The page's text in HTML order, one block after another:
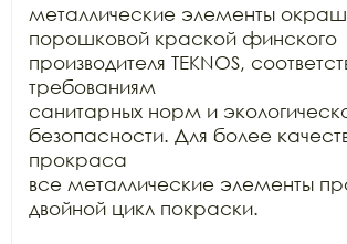
металлические элементы
порошковой краской финского
производителя TEKNOS,
требованиям
санитарных норм и
безопасности. Для более
прокраса
все металлические элементы
двойной цикл покраски.